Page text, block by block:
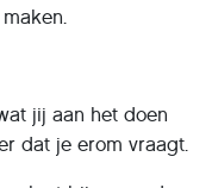
jij aan het doen
dat je erom vraagt.